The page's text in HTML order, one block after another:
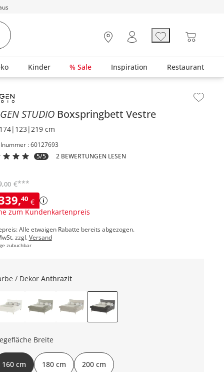
Kinder % Sale Inspiration Restaurant
der Seitenleiste überspringen - Zum Seitenende
STUDIO Boxspringbett Vestre
cm
: 60127693
5/5
2 BEWERTUNGEN LESEN
,40 €
zum Kundenkartenpreis
,00 €***
Alle etwaigen Rabatte bereits abgezogen.
zzgl.Versand
zubuchbar
/ Dekor Anthrazit
Breite
160 cm 180 cm 200 cm